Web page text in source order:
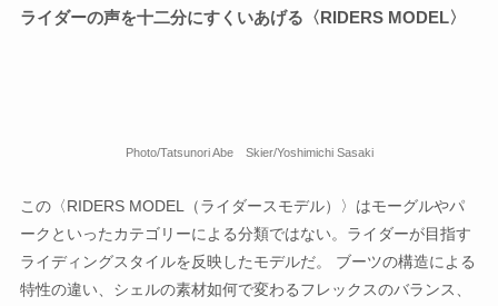
ライダーの声を十二分にすくいあげる〈RIDERS MODEL〉
Photo/Tatsunori Abe Skier/Yoshimichi Sasaki
この〈RIDERS MODEL（ライダースモデル）〉はモーグルやパ
ークといったカテゴリーによる分類ではない。ライダーが目指す
ライディングスタイルを反映したモデルだ。 ブーツの構造による
特性の違い、シェルの素材如何で変わるフレックスのバランス、